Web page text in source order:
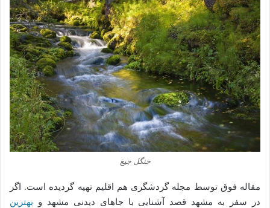
جنگل جیغ
مقاله فوق توسط مجله گردشگری هم اقلیم تهیه گردیده است. اگر
در سفر به مشهد قصد آشنایی با جاهای دیدنی مشهد و بهترین